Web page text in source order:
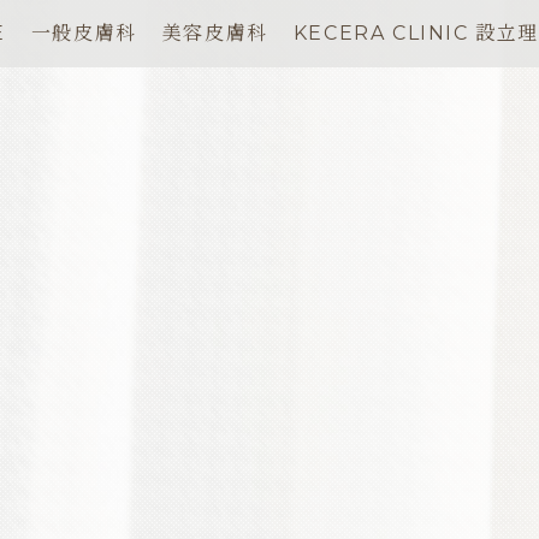
一般皮膚科 美容皮膚科 KECERA CLINIC 設立